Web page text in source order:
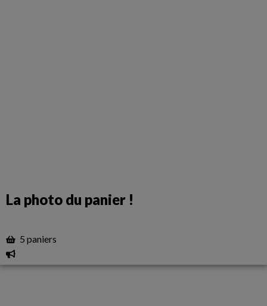
La photo du panier !
5 paniers